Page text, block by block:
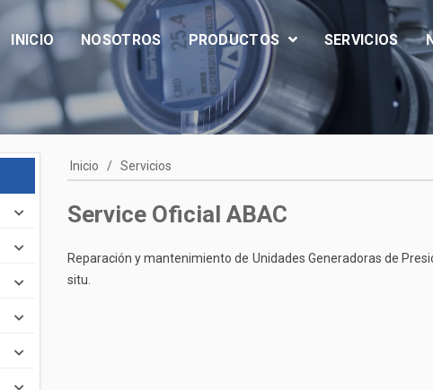
INICIO NOSOTROS PRODUCTOS SERVICIOS
Inicio / Servicios
Service Oficial ABAC
Reparación y mantenimiento de Unidades Generadoras de
situ.